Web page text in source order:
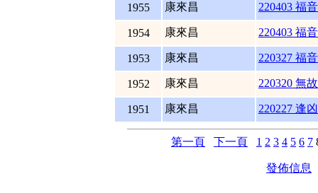
1955 康來昌 220403 福
1954 康來昌 220403 福
1953 康來昌 220327 福
1952 康來昌 220320 無
1951 康來昌 220227 逢
第一頁 下一頁 1 2 3 4 5 6 7
發佈信息